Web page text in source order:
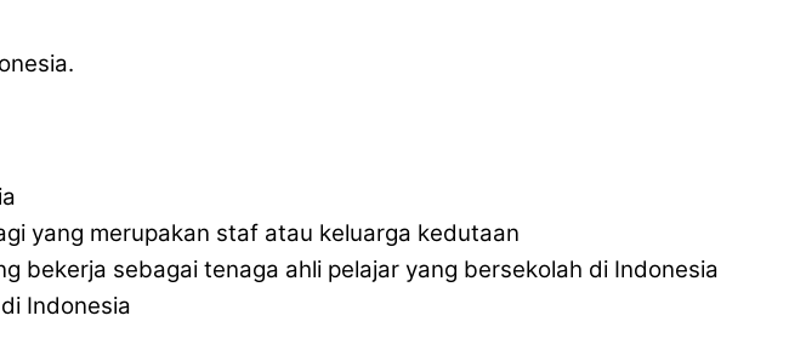
yang merupakan staf atau keluarga kedutaan
bekerja sebagai tenaga ahli pelajar yang bersekolah di Indonesia
Indonesia